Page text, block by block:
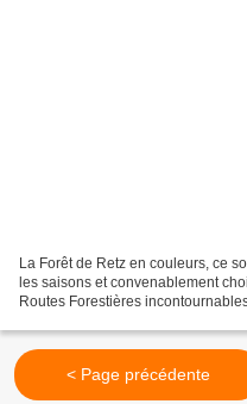
La Forêt de Retz en couleurs, ce
les saisons et convenablement
Routes Forestières
< Page précédente